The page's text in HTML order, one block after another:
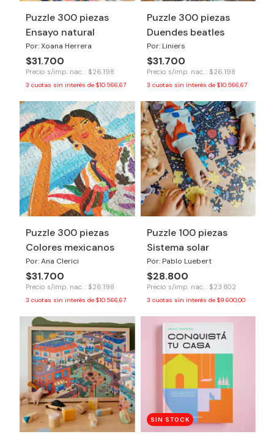
Puzzle 300 piezas
Ensayo natural
Por: Xoana Herrera
$31.700
Precio s/imp. nac. : $26.198
3 cuotas sin interés de $10.566,67
Puzzle 300 piezas
Duendes beatles
Por: Liniers
$31.700
Precio s/imp. nac. : $26.198
3 cuotas sin interés de $10.566,67
Puzzle 300 piezas
Colores mexicanos
Por: Ana Clerici
$31.700
Precio s/imp. nac. : $26.198
3 cuotas sin interés de $10.566,67
Puzzle 100 piezas
Sistema solar
Por: Pablo Luebert
$28.800
Precio s/imp. nac. : $23.802
3 cuotas sin interés de $9.600,00
SIN STOCK